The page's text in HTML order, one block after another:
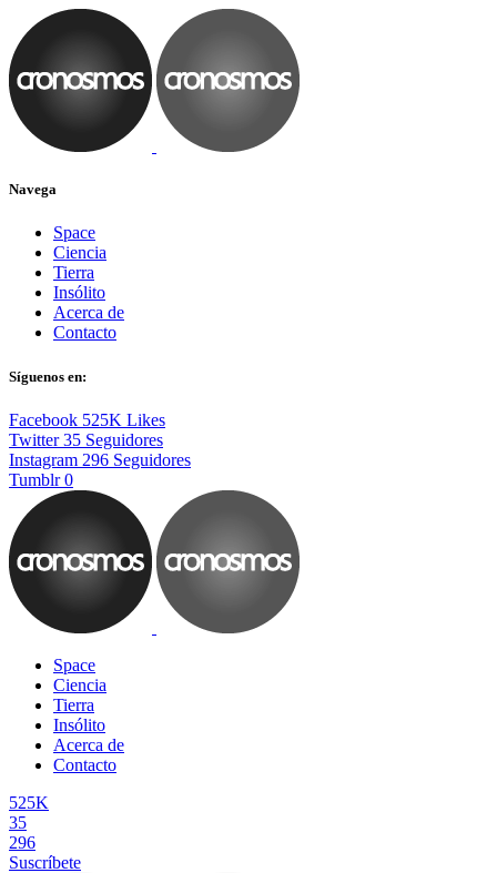
Navega
Space
Ciencia
Tierra
Insólito
Acerca de
Contacto
Síguenos en:
Facebook 525K Likes
Twitter 35 Seguidores
Instagram 296 Seguidores
Tumblr 0
Space
Ciencia
Tierra
Insólito
Acerca de
Contacto
525K
35
296
Suscríbete